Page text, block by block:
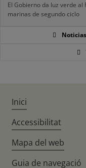
El Gobierno da luz verde
marinas de segundo ciclo
Inici
Accessibilitat
Mapa del web
Guia de navegació